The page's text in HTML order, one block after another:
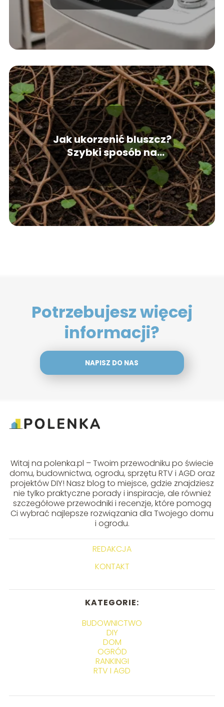
Jak ukorzenić bluszcz?
Szybki sposób na
rozmnażanie
Potrzebujesz więcej
informacji?
NAPISZ DO NAS
Witaj na polenka.pl – Twoim przewodniku po świecie
domu, budownictwa, ogrodu, sprzętu RTV i AGD oraz
projektów DIY! Nasz blog to miejsce, gdzie znajdziesz
nie tylko praktyczne porady i inspiracje, ale również
szczegółowe przewodniki i recenzje, które pomogą
Ci wybrać najlepsze rozwiązania dla Twojego domu
i ogrodu.
REDAKCJA
KONTAKT
KATEGORIE:
BUDOWNICTWO
DIY
DOM
OGRÓD
RANKINGI
RTV I AGD